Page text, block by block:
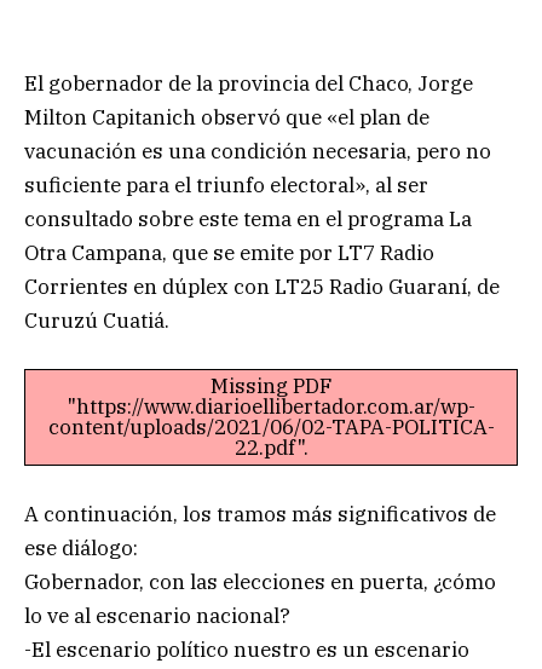
El gobernador de la provincia del Chaco, Jorge
Milton Capitanich observó que «el plan de
vacunación es una condición necesaria, pero no
suficiente para el triunfo electoral», al ser
consultado sobre este tema en el programa La
Otra Campana, que se emite por LT7 Radio
Corrientes en dúplex con LT25 Radio Guaraní, de
Curuzú Cuatiá.
Missing PDF
"https://www.diarioellibertador.com.ar/wp-
content/uploads/2021/06/02-TAPA-POLITICA-
22.pdf".
A continuación, los tramos más significativos de
ese diálogo:
Gobernador, con las elecciones en puerta, ¿cómo
lo ve al escenario nacional?
-El escenario político nuestro es un escenario